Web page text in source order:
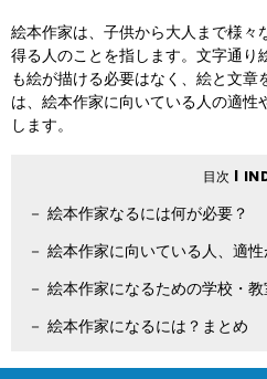
絵本作家は、子供から大人まで様々
得る人のことを指します。文字通り
も絵が描ける必要はなく、絵と文章
は、絵本作家に向いている人の適性
します。
絵本作家なるには何が必要？
絵本作家に向いている人、適性
絵本作家になるための学校・教
絵本作家になるには？まとめ